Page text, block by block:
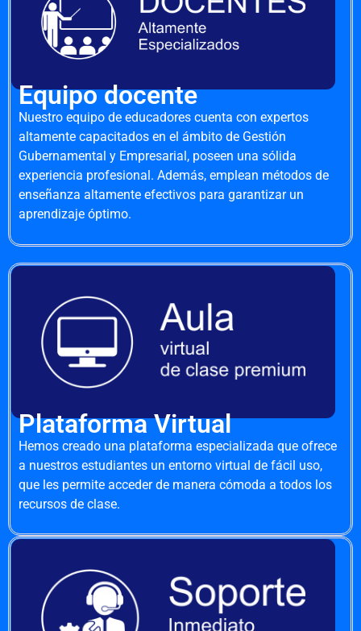
Equipo docente
Nuestro equipo de educadores cuenta con expertos
altamente capacitados en el ámbito de Gestión
Gubernamental y Empresarial, poseen una sólida
experiencia profesional. Además, emplean métodos de
enseñanza altamente efectivos para garantizar un
aprendizaje óptimo.
Plataforma Virtual
Hemos creado una plataforma especializada que ofrece
a nuestros estudiantes un entorno virtual de fácil uso,
que les permite acceder de manera cómoda a todos los
recursos de clase.